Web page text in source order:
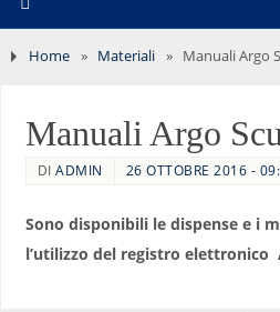
Home » Materiali » Manuali Argo
Manuali Argo
DIADMIN 26 OTTOBRE 2016 -
Sono disponibili le dispense e i
l’utilizzo del registro elettronico